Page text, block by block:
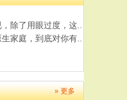
除了用眼过度，这..
家庭，到底对你有..
信
» 更多